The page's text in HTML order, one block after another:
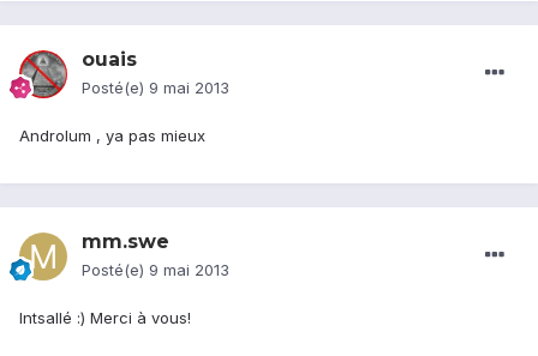
ouais
Posté(e) 9 mai 2013
Androlum , ya pas mieux
mm.swe
Posté(e) 9 mai 2013
Intsallé :) Merci à vous!